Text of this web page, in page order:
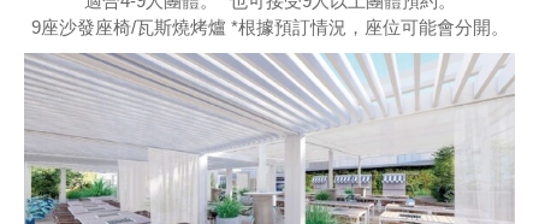
9座沙發座椅/瓦斯燒烤爐 *根據預訂情況，座位可能會分開。